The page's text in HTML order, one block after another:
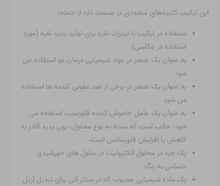
این ترکیب کاربردهای متعددی در صنعت دارد از جمله:
استفاده در ترکیب با نیترات نقره برای تولید یدید نقره (مورد
استفاده در عکاسی)
به عنوان یک عنصر در مواد شیمیایی درمان مو استفاده می
شود
به عنوان یک عنصر در برخی از ضد عفونی کننده ها استفاده
می شود
به عنوان یک عامل خاموش کننده فلورسنت استفاده می
شود: جالب است که بسته به نوع محلول، یون یدید قادر به
کاهش یا افزایش فلورسانس است.
یک جزء در محلول الکترولیت در سلول های خورشیدی
حساس به رنگ
یک ماده شیمیایی محبوب که در سنتز آلی برای تبدیل آریل